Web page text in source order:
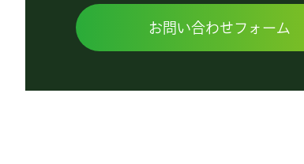
お問い合わせフォーム